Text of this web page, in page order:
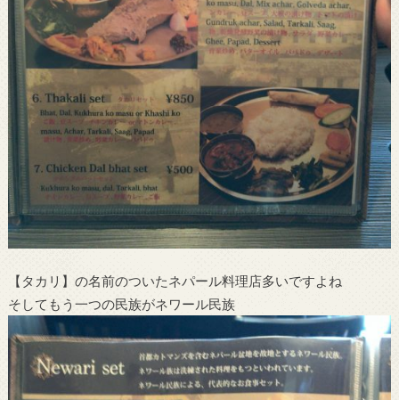
【タカリ】の名前のついたネパール料理店多いですよね
そしてもう一つの民族がネワール民族